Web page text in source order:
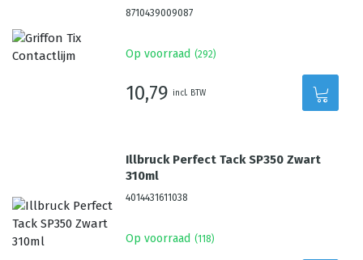
8710439009087
Op voorraad (292)
10,79 incl. BTW
Illbruck Perfect Tack SP350 Zwart
310ml
4014431611038
Op voorraad (118)